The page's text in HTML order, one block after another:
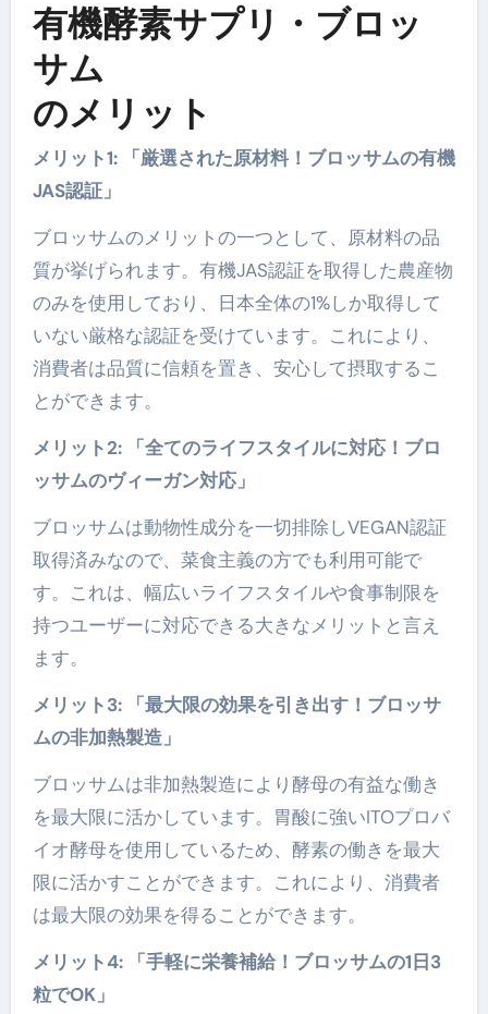
有機酵素サプリ・ブロッ
サム
のメリット
メリット1: 「厳選された原材料！ブロッサムの有機
JAS認証」
ブロッサムのメリットの一つとして、原材料の品
質が挙げられます。有機JAS認証を取得した農産物
のみを使用しており、日本全体の1%しか取得して
いない厳格な認証を受けています。これにより、
消費者は品質に信頼を置き、安心して摂取するこ
とができます。
メリット2: 「全てのライフスタイルに対応！ブロ
ッサムのヴィーガン対応」
ブロッサムは動物性成分を一切排除しVEGAN認証
取得済みなので、菜食主義の方でも利用可能で
す。これは、幅広いライフスタイルや食事制限を
持つユーザーに対応できる大きなメリットと言え
ます。
メリット3: 「最大限の効果を引き出す！ブロッサ
ムの非加熱製造」
ブロッサムは非加熱製造により酵母の有益な働き
を最大限に活かしています。胃酸に強いITOプロバ
イオ酵母を使用しているため、酵素の働きを最大
限に活かすことができます。これにより、消費者
は最大限の効果を得ることができます。
メリット4: 「手軽に栄養補給！ブロッサムの1日3
粒でOK」